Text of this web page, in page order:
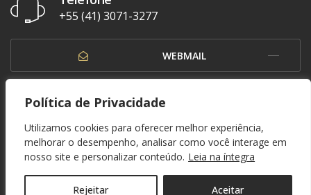
Política de Privacidade
Utilizamos cookies para oferecer melhor experiência,
melhorar o desempenho, analisar como você interage em
nosso site e personalizar conteúdo. Leia na íntegra
Rejeitar Aceitar
+55 (41) 3071-3277
WEBMAIL
OUVIDORIA
© 1937 - 2026. Federação Paranaense de Futebol. Todos os direitos reservados. By